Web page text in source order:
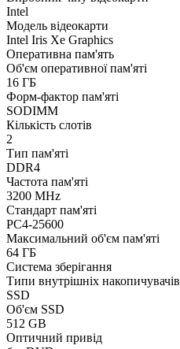
Intel
Модель відеокарти
Intel Iris Xe Graphics
Оперативна пам'ять
Об'єм оперативної пам'яті
16 ГБ
Форм-фактор пам'яті
SODIMM
Кількість слотів
2
Тип пам'яті
DDR4
Частота пам'яті
3200 MHz
Стандарт пам'яті
PC4-25600
Максимальний об'єм пам'яті
64 ГБ
Система зберігання
Типи внутрішніх накопичувачів
SSD
Об'єм SSD
512 GB
Оптичний привід